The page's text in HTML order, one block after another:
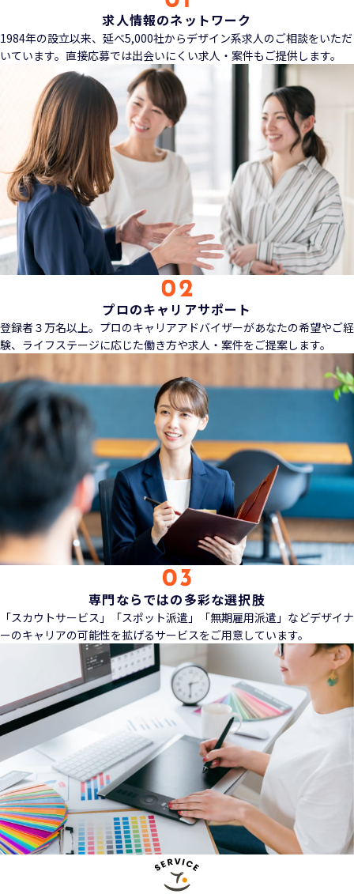
求人情報のネットワーク
1984年の設立以来、延べ5,000社からデザイン系求人のご相談をいただ
いています。直接応募では出会いにくい求人・案件もご提供します。
プロのキャリアサポート
登録者３万名以上。プロのキャリアアドバイザーがあなたの希望やご経
験、ライフステージに応じた働き方や求人・案件をご提案します。
専門ならではの多彩な選択肢
「スカウトサービス」「スポット派遣」「無期雇用派遣」などデザイナ
ーのキャリアの可能性を拡げるサービスをご用意しています。